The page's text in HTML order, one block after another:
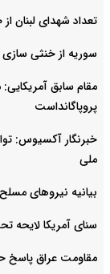
تعداد شهدای لبنان از ۴۳۰۰ نفر عبور کرد
سوریه از خنثی
مقام سابق
پروپاگانداست
خبرنگار آکسیوس:
ملی
بیانیه نیروهای
سنای آمریکا لایحه
مقاومت عراق پاسخ